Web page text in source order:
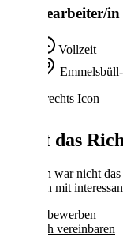
Sachbearbeiter/
Vollzeit
Nicht das
Für Dich war nicht
Personen mit
Initiativ bewerben
Gespräch vereinbaren